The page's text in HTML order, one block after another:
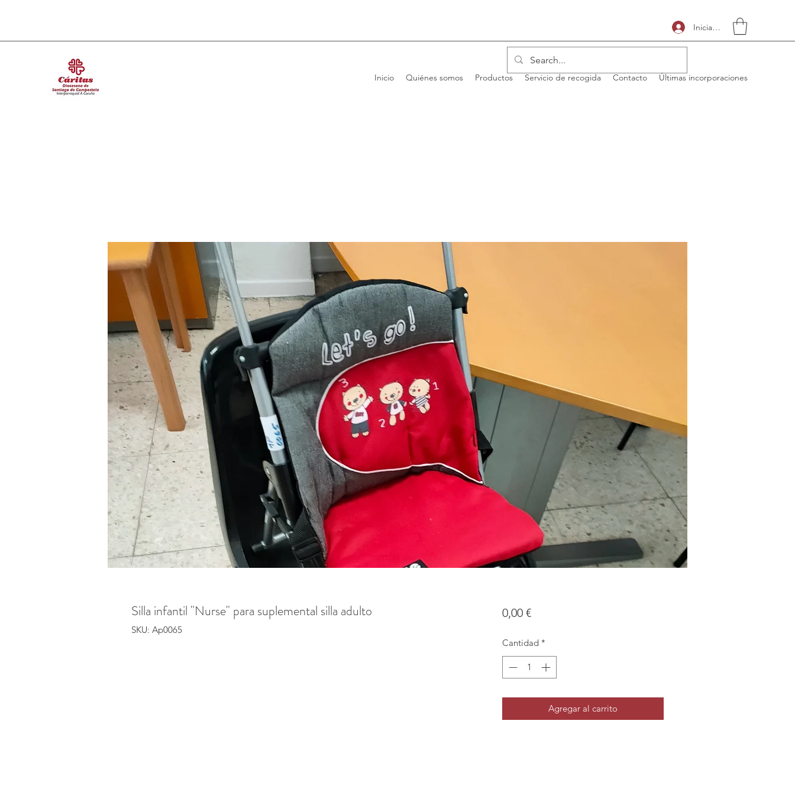
Iniciar sesión
Inicio Quiénes somos Productos Servicio de recogida Contacto Últimas incorporaciones
Silla infantil "Nurse" para suplemental silla adulto
SKU: Ap0065
0,00 €Precio
Cantidad *
Agregar al carrito